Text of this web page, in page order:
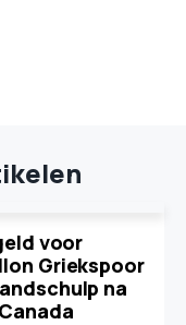
voor
Griekspoor
na